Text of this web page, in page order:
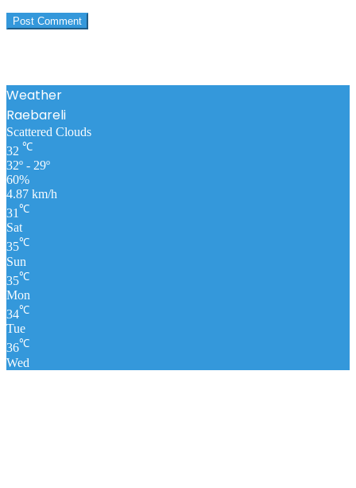
Weather
Raebareli
Scattered Clouds
32 ℃
32º - 29º
60%
4.87 km/h
31 ℃
Sat
35℃
Sun
35℃
Mon
34℃
Tue
36℃
Wed